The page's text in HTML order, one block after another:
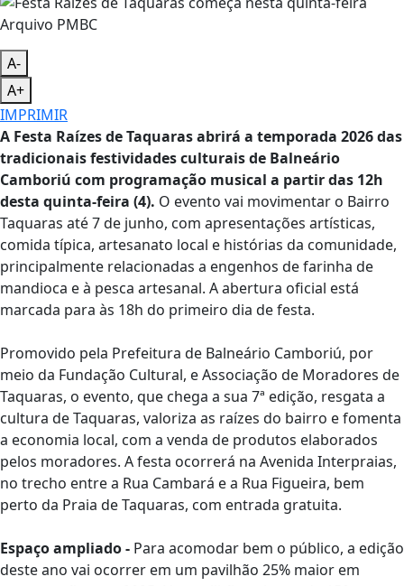
Arquivo PMBC
A-
A+
IMPRIMIR
A Festa Raízes de Taquaras abrirá a temporada 2026 das
tradicionais festividades culturais de Balneário
Camboriú com programação musical a partir das 12h
desta quinta-feira (4). O evento vai movimentar o Bairro
Taquaras até 7 de junho, com apresentações artísticas,
comida típica, artesanato local e histórias da comunidade,
principalmente relacionadas a engenhos de farinha de
mandioca e à pesca artesanal. A abertura oficial está
marcada para às 18h do primeiro dia de festa.
Promovido pela Prefeitura de Balneário Camboriú, por
meio da Fundação Cultural, e Associação de Moradores de
Taquaras, o evento, que chega a sua 7ª edição, resgata a
cultura de Taquaras, valoriza as raízes do bairro e fomenta
a economia local, com a venda de produtos elaborados
pelos moradores. A festa ocorrerá na Avenida Interpraias,
no trecho entre a Rua Cambará e a Rua Figueira, bem
perto da Praia de Taquaras, com entrada gratuita.
Espaço ampliado - Para acomodar bem o público, a edição
deste ano vai ocorrer em um pavilhão 25% maior em